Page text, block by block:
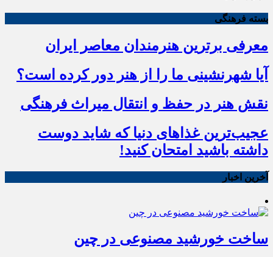
بسته فرهنگی
معرفی برترین هنرمندان معاصر ایران
آیا شهرنشینی ما را از هنر دور کرده است؟
نقش هنر در حفظ و انتقال میراث فرهنگی
عجیب‌ترین غذاهای دنیا که شاید دوست
داشته باشید امتحان کنید!
آخرین اخبار
ساخت خورشید مصنوعی در چین